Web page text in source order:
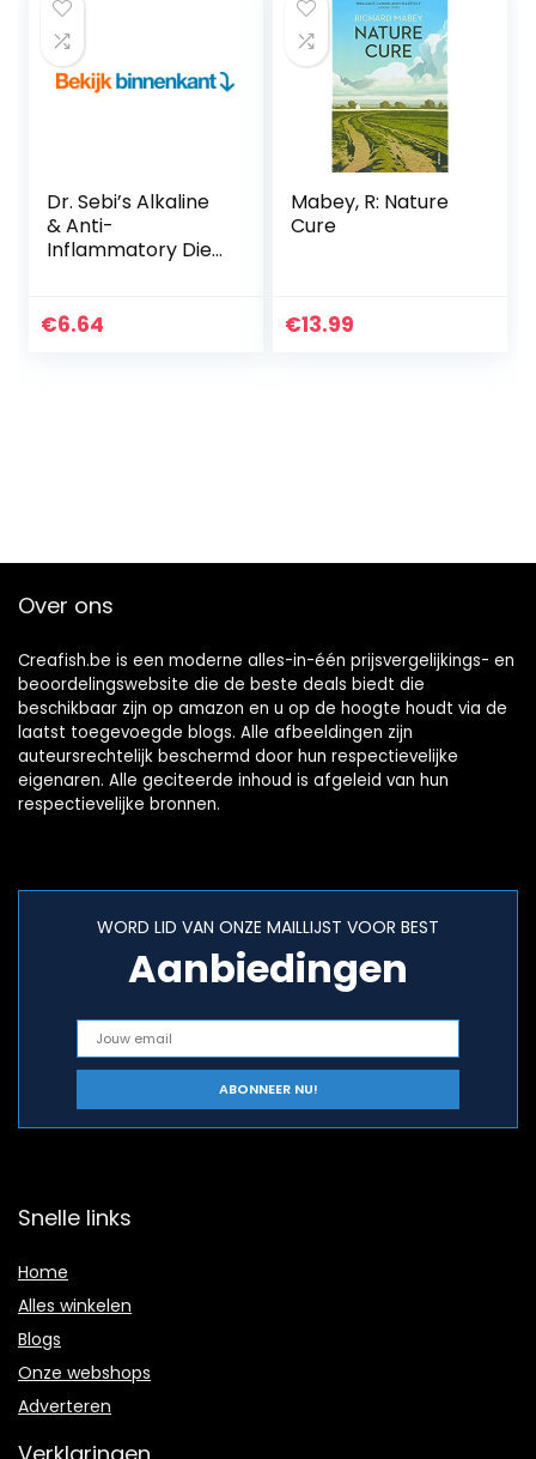
Dr. Sebi’s Alkaline
& Anti-
Inflammatory Diet
for Your Body;
€6.64
Mabey, R: Nature
Cure
€13.99
Over ons
Creafish.be is een moderne alles-in-één prijsvergelijkings- en
beoordelingswebsite die de beste deals biedt die
beschikbaar zijn op amazon en u op de hoogte houdt via de
laatst toegevoegde blogs. Alle afbeeldingen zijn
auteursrechtelijk beschermd door hun respectievelijke
eigenaren. Alle geciteerde inhoud is afgeleid van hun
respectievelijke bronnen.
WORD LID VAN ONZE MAILLIJST VOOR BEST
Aanbiedingen
Snelle links
Home
Alles winkelen
Blogs
Onze webshops
Adverteren